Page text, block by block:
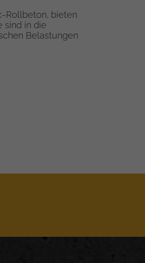
Rollbeton, bieten
sind in die
Belastungen